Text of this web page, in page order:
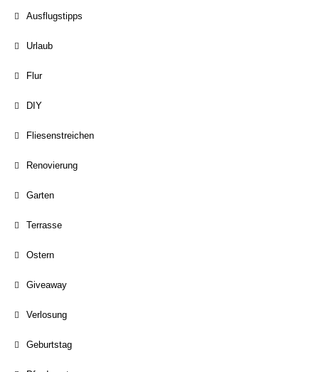
Ausflugstipps
Urlaub
Flur
DIY
Fliesenstreichen
Renovierung
Garten
Terrasse
Ostern
Giveaway
Verlosung
Geburtstag